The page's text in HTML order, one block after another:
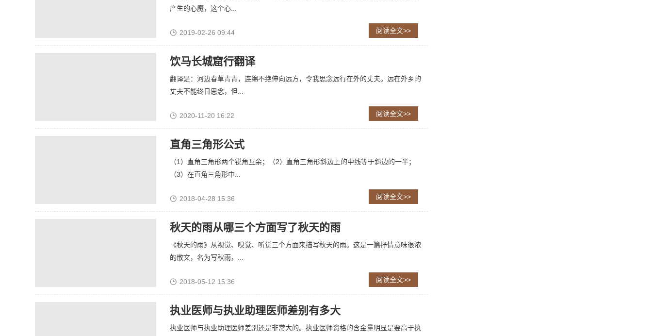
产生的心魔，这个心...
2019-02-26 09:44 阅读全文>>
饮马长城窟行翻译
翻译是：河边春草青青，连绵不绝伸向远方，令我思念远行在外的丈夫。远在外乡的
丈夫不能终日思念，但...
2020-11-20 16:22 阅读全文>>
直角三角形公式
（1）直角三角形两个锐角互余；（2）直角三角形斜边上的中线等于斜边的一半；
（3）在直角三角形中...
2018-04-28 15:36 阅读全文>>
秋天的雨从哪三个方面写了秋天的雨
《秋天的雨》从视觉、嗅觉、听觉三个方面来描写秋天的雨。这是一篇抒情意味很浓
的散文，名为写秋雨，...
2018-05-12 15:36 阅读全文>>
执业医师与执业助理医师差别有多大
执业医师与执业助理医师差别还是非常大的。执业医师资格的含金量明显是要高于执